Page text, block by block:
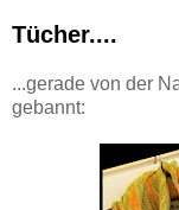
Tücher....
...gerade von der
gebannt: